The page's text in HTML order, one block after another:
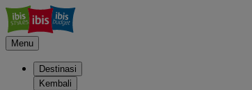
Menu
Destinasi
Kembali